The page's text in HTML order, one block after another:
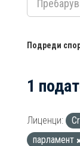
Подреди
1
Лиценци:
парламент